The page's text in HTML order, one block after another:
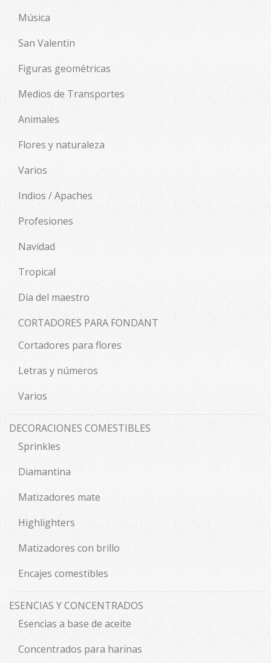
Música
San Valentin
Figuras geométricas
Medios de Transportes
Animales
Flores y naturaleza
Varios
Indios / Apaches
Profesiones
Navidad
Tropical
Día del maestro
CORTADORES PARA FONDANT
Cortadores para flores
Letras y números
Varios
DECORACIONES COMESTIBLES
Sprinkles
Diamantina
Matizadores mate
Highlighters
Matizadores con brillo
Encajes comestibles
ESENCIAS Y CONCENTRADOS
Esencias a base de aceite
Concentrados para harinas